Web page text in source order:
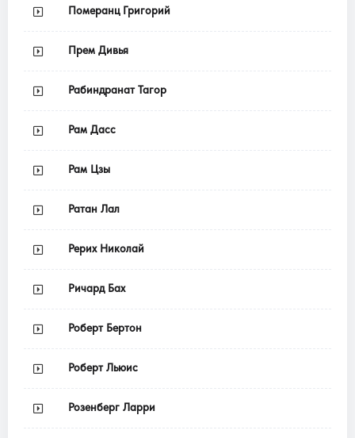
Померанц Григорий
Прем Дивья
Рабиндранат Тагор
Рам Дасс
Рам Цзы
Ратан Лал
Рерих Николай
Ричард Бах
Роберт Бертон
Роберт Льюис
Розенберг Ларри